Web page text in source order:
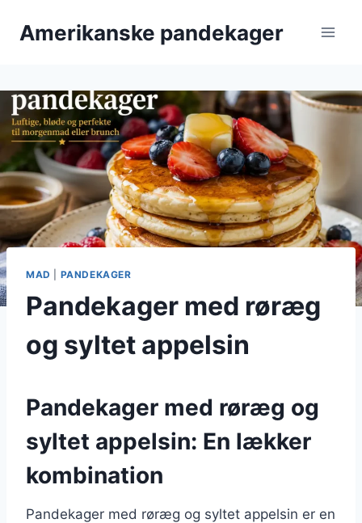
Amerikanske pandekager
MAD PANDEKAGER
Pandekager med røræg
og syltet appelsin
Pandekager med røræg og
syltet appelsin: En lækker
kombination
Pandekager med røræg og syltet appelsin er en